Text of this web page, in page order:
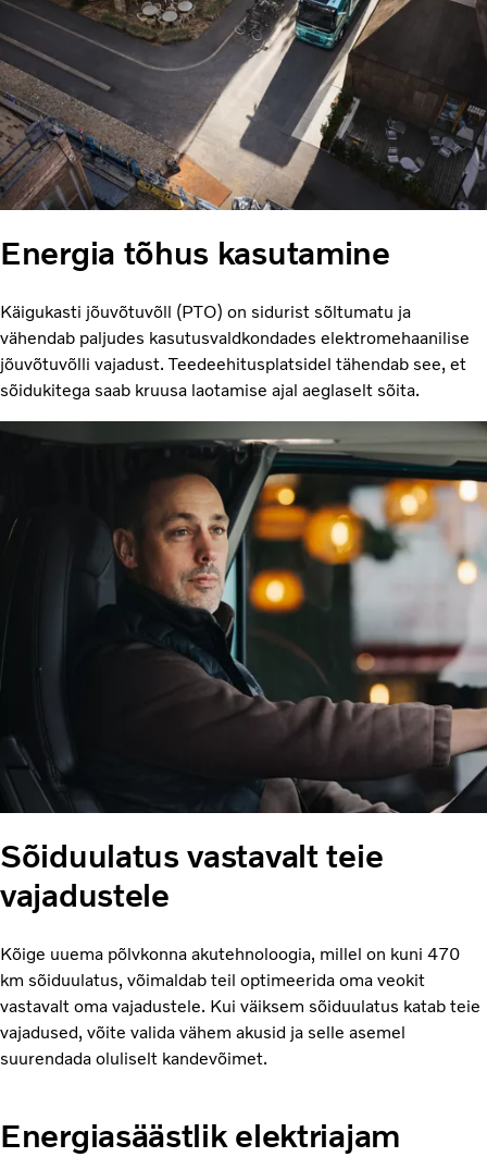
Energia tõhus kasutamine
Käigukasti jõuvõtuvõll (PTO) on sidurist sõltumatu ja
vähendab paljudes kasutusvaldkondades elektromehaanilise
jõuvõtuvõlli vajadust. Teedeehitusplatsidel tähendab see, et
sõidukitega saab kruusa laotamise ajal aeglaselt sõita.
Sõiduulatus vastavalt teie
vajadustele
Kõige uuema põlvkonna akutehnoloogia, millel on kuni 470
km sõiduulatus, võimaldab teil optimeerida oma veokit
vastavalt oma vajadustele. Kui väiksem sõiduulatus katab teie
vajadused, võite valida vähem akusid ja selle asemel
suurendada oluliselt kandevõimet.
Energiasäästlik elektriajam